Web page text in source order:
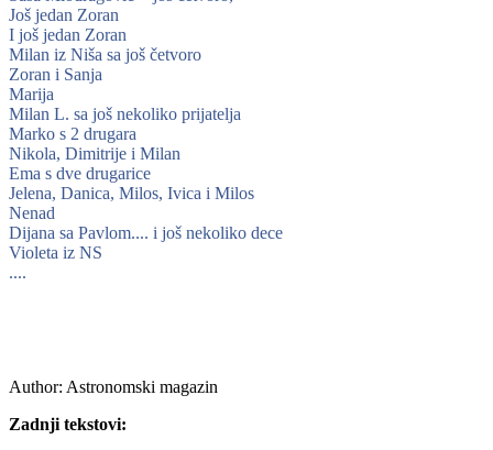
Još jedan Zoran
I još jedan Zoran
Milan iz Niša sa još četvoro
Zoran i Sanja
Marija
Milan L. sa još nekoliko prijatelja
Marko s 2 drugara
Nikola, Dimitrije i Milan
Ema s dve drugarice
Jelena, Danica, Milos, Ivica i Milos
Nenad
Dijana sa Pavlom.... i još nekoliko dece
Violeta iz NS
....
Author: Astronomski magazin
Zadnji tekstovi: